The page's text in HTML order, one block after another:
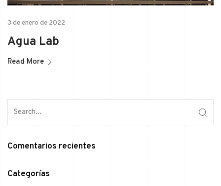
3 de enero de 2022
Agua Lab
Read More
Comentarios recientes
Categorías